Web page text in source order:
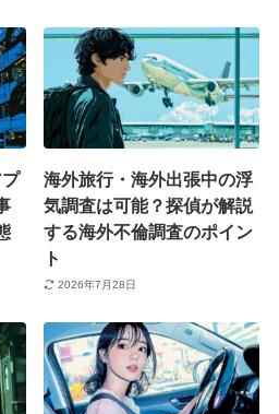
海外旅行・海外出張中の浮
気調査は可能？探偵が解説
する海外不倫調査のポイン
ト
2026年7月28日